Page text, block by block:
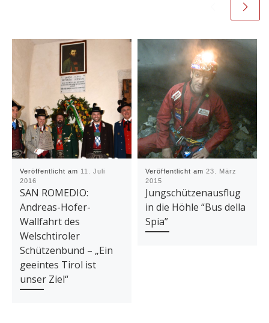
Veröffentlicht am 11. Juli
2016
SAN ROMEDIO:
Andreas-Hofer-
Wallfahrt des
Welschtiroler
Schützenbund – „Ein
geeintes Tirol ist
unser Ziel“
Veröffentlicht am 23. März
2015
Jungschützenausflug
in die Höhle “Bus della
Spia”